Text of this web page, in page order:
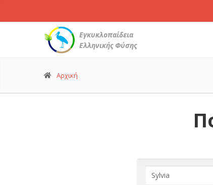
Εγκυκλοπαίδεια
Ελληνικής Φύσης
Αρχική